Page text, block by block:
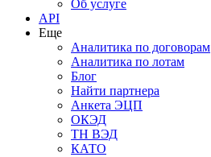
Об услуге
API
Еще
Аналитика по договорам
Аналитика по лотам
Блог
Найти партнера
Анкета ЭЦП
ОКЭД
ТН ВЭД
КАТО